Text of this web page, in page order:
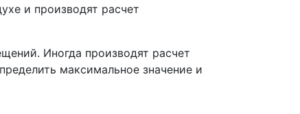
и производят расчет
Иногда производят расчет
максимальное значение и